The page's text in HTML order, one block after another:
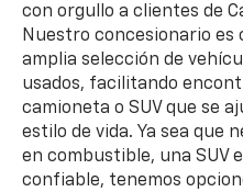
con orgullo a clientes de
Nuestro concesionario
amplia selección de
usados, facilitando
camioneta o SUV que se
estilo de vida. Ya sea que
en combustible, una SUV
confiable, tenemos